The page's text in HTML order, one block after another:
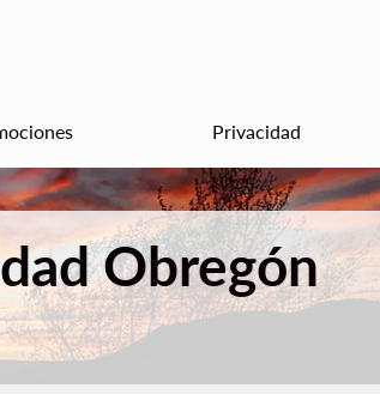
Privacidad
Obregón